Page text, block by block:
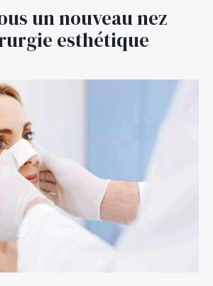
un nouveau nez
esthétique